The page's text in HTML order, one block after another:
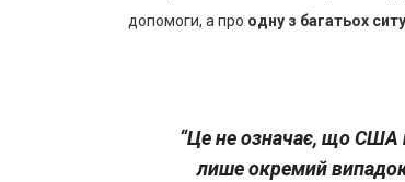
допомоги, а про одну з багатьох
“Це не означає, що США
лише окремий